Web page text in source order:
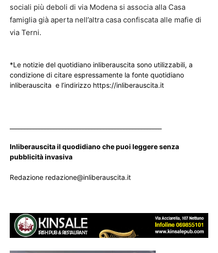
sociali più deboli di via Modena si associa alla Casa
famiglia già aperta nell’altra casa confiscata alle mafie di
via Terni.
*Le notizie del quotidiano inliberauscita sono utilizzabili, a
condizione di citare espressamente la fonte quotidiano
inliberauscita e l’indirizzo https://inliberauscita.it
Inliberauscita il quodidiano che puoi leggere senza
pubblicità invasiva
Redazione redazione@inliberauscita.it